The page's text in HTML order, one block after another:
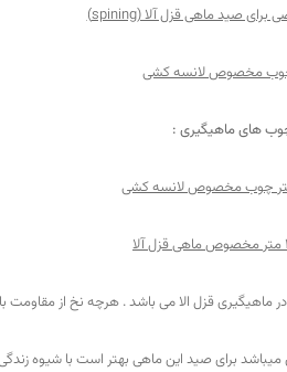
spining
)
های ماهیگیری :
قزل الا می باشد . هرچه نخ از مقاومت
میباشد برای صید این ماهی بهتر است با شیوه